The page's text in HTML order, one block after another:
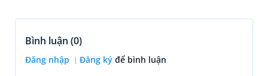
Bình luận (0)
Đăng nhập Đăng ký để bình luận